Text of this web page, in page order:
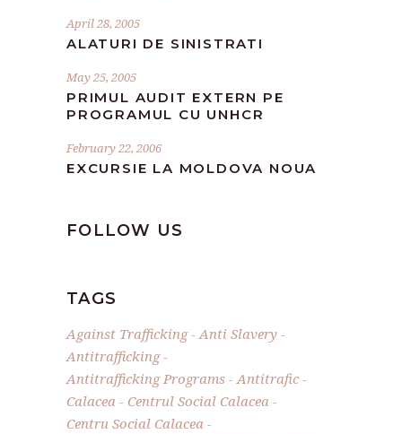
April 28, 2005
ALATURI DE SINISTRATI
May 25, 2005
PRIMUL AUDIT EXTERN PE
PROGRAMUL CU UNHCR
February 22, 2006
EXCURSIE LA MOLDOVA NOUA
FOLLOW US
TAGS
Against Trafficking
Anti Slavery
Antitrafficking
Antitrafficking Programs
Antitrafic
Calacea
Centrul Social Calacea
Centru Social Calacea